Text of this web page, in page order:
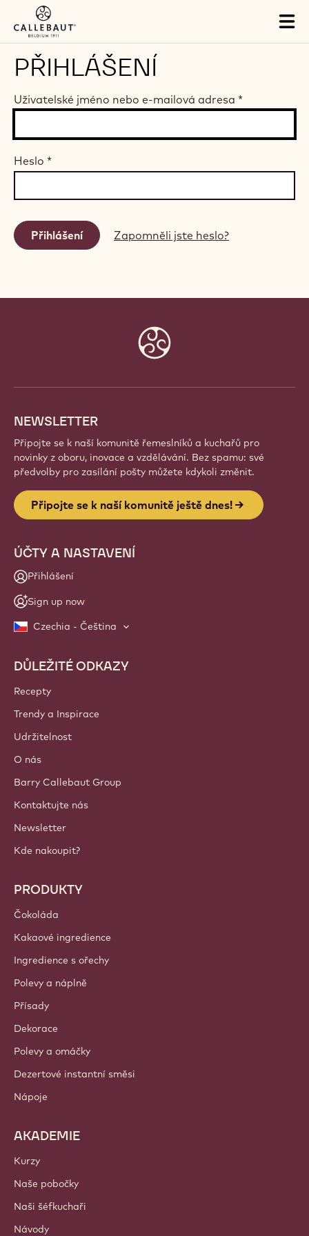
Skip to main content
PŘIHLÁŠENÍ
Uživatelské jméno nebo e-mailová adresa *
Heslo *
Zapomněli jste heslo?
NEWSLETTER
Připojte se k naší komunitě řemeslníků a kuchařů pro
novinky z oboru, inovace a vzdělávání. Bez spamu: své
předvolby pro zasílání pošty můžete kdykoli změnit.
Připojte se k naší komunitě ještě dnes!
ÚČTY A NASTAVENÍ
Přihlášení
Sign up now
Czechia - Čeština
Footer
Callebaut
DŮLEŽITÉ ODKAZY
Recepty
Trendy a Inspirace
Udržitelnost
O nás
Barry Callebaut Group
Kontaktujte nás
Newsletter
Kde nakoupit?
PRODUKTY
Čokoláda
Kakaové ingredience
Ingredience s ořechy
Polevy a náplně
Přísady
Dekorace
Polevy a omáčky
Dezertové instantní směsi
Nápoje
AKADEMIE
Kurzy
Naše pobočky
Naši šéfkuchaři
Návody